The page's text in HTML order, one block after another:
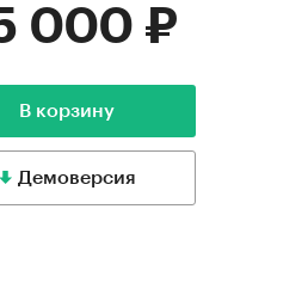
000 ₽
В корзину
Демоверсия